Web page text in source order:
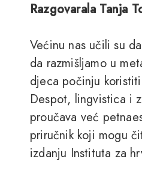
Razgovarala Tanja
Većinu nas učili su
da razmišljamo u
djeca počinju
Despot, lingvistica i
proučava već
priručnik koji mogu
izdanju Instituta za